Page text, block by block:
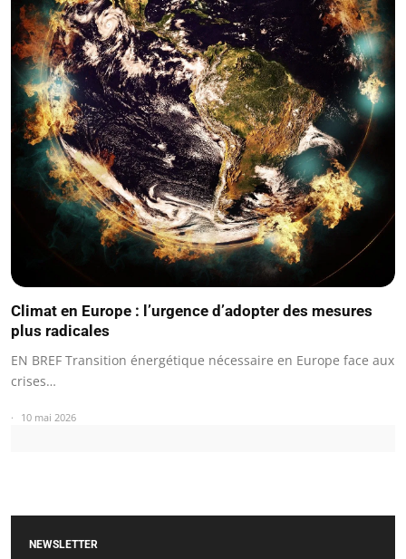
Climat en Europe : l’urgence d’adopter des mesures
plus radicales
EN BREF Transition énergétique nécessaire en Europe face aux
crises…
10 mai 2026
NEWSLETTER